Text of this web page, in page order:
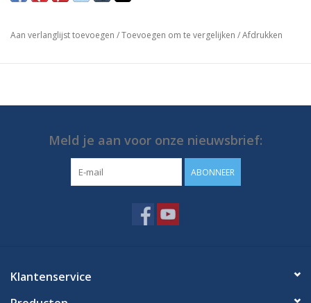
https://media.destaco.com/assetbank-
Aan verlanglijst toevoegen /Toevoegen om te vergelijken /Afdrukken
Meld je aan voor onze nieuwsbrief:
ABONNEER
Klantenservice